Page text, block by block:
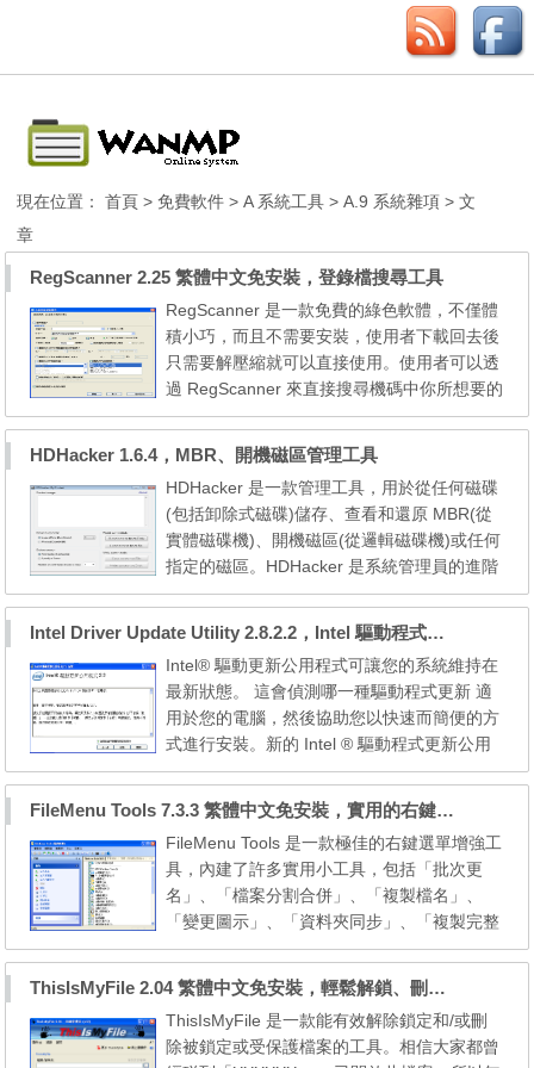
現在位置：首頁 >免費軟件 >A 系統工具 >A.9 系統雜項 > 文
章
RegScanner 2.25 繁體中文免安裝，登錄檔搜尋工具
RegScanner 是一款免費的綠色軟體，不僅體
積小巧，而且不需要安裝，使用者下載回去後
只需要解壓縮就可以直接使用。使用者可以透
過 RegScanner 來直接搜尋機碼中你所想要的
資料， RegScanner 再每搜尋到一處符合的地
部搜尋完畢才做顯示，讓使用者可以在找到想
要的資料時立即進行處理。 RegScanner 還支
援 Unicode 的搜尋功能，讓使用者可以直接
搜尋機碼中非英語...
HDHacker 1.6.4，MBR、開機磁區管理工具
HDHacker 是一款管理工具，用於從任何磁碟
(包括卸除式磁碟)儲存、查看和還原 MBR(從
實體磁碟機)、開機磁區(從邏輯磁碟機)或任何
指定的磁區。HDHacker 是系統管理員的進階
硬碟管理工具。不正確的使用會導致無法存取
s 安裝之前儲存和還原特定的開機管理工具。
MBR 和開機磁區備份也可用於簡單的預防性
目的，因為有時病毒或其它作業系統的安裝可
能會覆寫蓋和/或更改 MB...
Intel Driver Update Utility 2.8.2.2，Intel 驅動程式更新工具
Intel® 驅動更新公用程式可讓您的系統維持在
最新狀態。 這會偵測哪一種驅動程式更新 適
用於您的電腦，然後協助您以快速而簡便的方
式進行安裝。新的 Intel ® 驅動程式更新公用
程式的下載版本可讓使用者掃瞄他們最新最新
驅動程式可從 Intel 的電腦運算裝置。支援的
發行的產品： 繪圖 (晶片組 INF) 的晶片組、
無線、 Intel® 桌上型主機板、 Intel ® Nuc、 I
ntel ® 運算隨身碟 需要安裝與使用公用程式：
-A ...
FileMenu Tools 7.3.3 繁體中文免安裝，實用的右鍵選單增強檔案管理工具
FileMenu Tools 是一款極佳的右鍵選單增強工
具，內建了許多實用小工具，包括「批次更
名」、「檔案分割合併」、「複製檔名」、
「變更圖示」、「資料夾同步」、「複製完整
檔案路徑」、「註冊動態連結檔 (*.dll)」、
「進階檔名更改工具」等等。此外，它也可以
修改「傳送到」裡的清單項目，以及檔案或資
料夾的右鍵選單項目。FileMenu Tools 雖是英
文軟體，但提供多國語系檔，包括繁體和簡體
ThisIsMyFile 2.04 繁體中文免安裝，輕鬆解鎖、刪除鎖定或受保護的檔案
ThisIsMyFile 是一款能有效解除鎖定和/或刪
除被鎖定或受保護檔案的工具。相信大家都曾